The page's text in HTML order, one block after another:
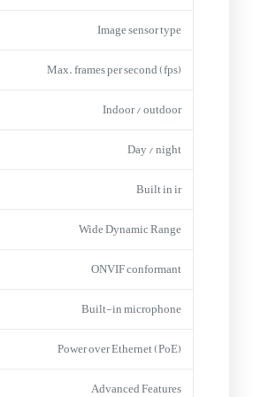
Image sensor type
Max. frames per second (fps)
Indoor / outdoor
Day / night
Built in ir
Wide Dynamic Range
ONVIF conformant
Built-in microphone
Power over Ethernet (PoE)
Advanced Features